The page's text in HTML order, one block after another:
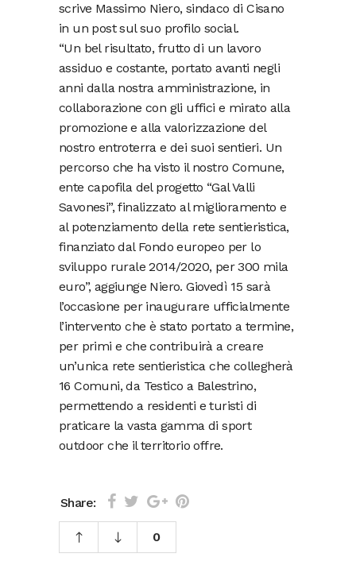
scrive Massimo Niero, sindaco di Cisano
in un post sul suo profilo social.
“Un bel risultato, frutto di un lavoro
assiduo e costante, portato avanti negli
anni dalla nostra amministrazione, in
collaborazione con gli uffici e mirato alla
promozione e alla valorizzazione del
nostro entroterra e dei suoi sentieri. Un
percorso che ha visto il nostro Comune,
ente capofila del progetto “Gal Valli
Savonesi”, finalizzato al miglioramento e
al potenziamento della rete sentieristica,
finanziato dal Fondo europeo per lo
sviluppo rurale 2014/2020, per 300 mila
euro”, aggiunge Niero. Giovedì 15 sarà
l’occasione per inaugurare ufficialmente
l’intervento che è stato portato a termine,
per primi e che contribuirà a creare
un’unica rete sentieristica che collegherà
16 Comuni, da Testico a Balestrino,
permettendo a residenti e turisti di
praticare la vasta gamma di sport
outdoor che il territorio offre.
Share:
0